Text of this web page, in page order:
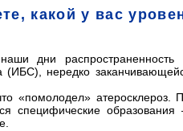
какой у вас
дни
(ИБС), нередко
«помолодел» атеросклероз.
специфические